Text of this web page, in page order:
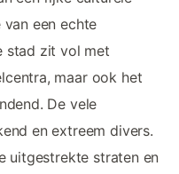
een echte
stad zit vol met
maar ook het
De vele
en extreem divers.
uitgestrekte straten en